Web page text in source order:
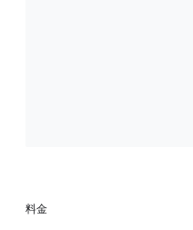
料金